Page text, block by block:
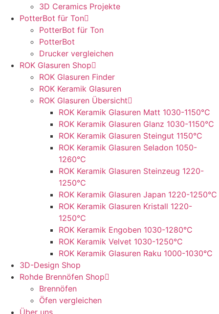
3D Ceramics Projekte
PotterBot für Ton
PotterBot für Ton
PotterBot
Drucker vergleichen
ROK Glasuren Shop
ROK Glasuren Finder
ROK Keramik Glasuren
ROK Glasuren Übersicht
ROK Keramik Glasuren Matt 1030-1150°C
ROK Keramik Glasuren Glanz 1030-1150°C
ROK Keramik Glasuren Steingut 1150°C
ROK Keramik Glasuren Seladon 1050-
1260°C
ROK Keramik Glasuren Steinzeug 1220-
1250°C
ROK Keramik Glasuren Japan 1220-1250°C
ROK Keramik Glasuren Kristall 1220-
1250°C
ROK Keramik Engoben 1030-1280°C
ROK Keramik Velvet 1030-1250°C
ROK Keramik Glasuren Raku 1000-1030°C
3D-Design Shop
Rohde Brennöfen Shop
Brennöfen
Öfen vergleichen
Über uns